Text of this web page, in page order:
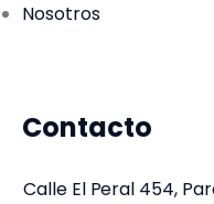
Nosotros
Contacto
Calle El Peral 454,